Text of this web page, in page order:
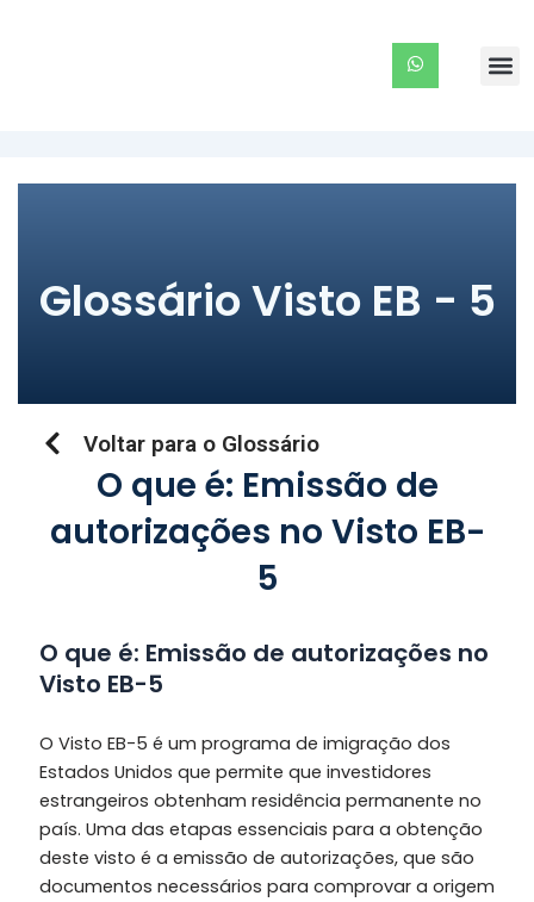
Glossário Visto EB - 5
Voltar para o Glossário
O que é: Emissão de
autorizações no Visto EB-
5
O que é: Emissão de autorizações no
Visto EB-5
O Visto EB-5 é um programa de imigração dos
Estados Unidos que permite que investidores
estrangeiros obtenham residência permanente no
país. Uma das etapas essenciais para a obtenção
deste visto é a emissão de autorizações, que são
documentos necessários para comprovar a origem